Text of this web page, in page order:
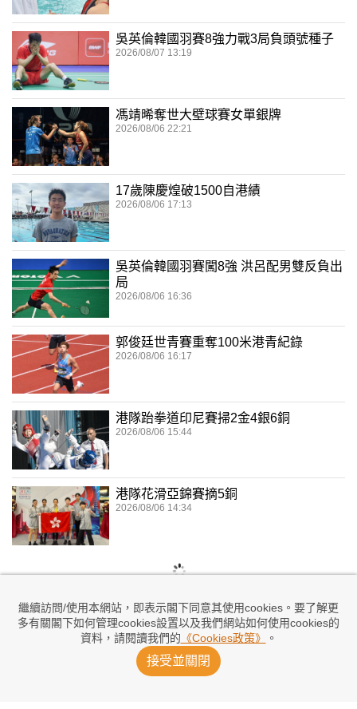
繼續訪問/使用本網站，即表示閣下同意其使用cookies。要了解更
多有關閣下如何管理cookies設置以及我們網站如何使用cookies的
資料，請閱讀我們的 《Cookies政策》 。
接受並關閉
吳英倫韓國羽賽8強力戰3局負頭號種子
2026/08/07 13:19
馮靖晞奪世大壁球賽女單銀牌
2026/08/06 22:21
17歲陳慶煌破1500自港績
2026/08/06 17:13
吳英倫韓國羽賽闖8強 洪呂配男雙反負出
局
2026/08/06 16:36
郭俊廷世青賽重奪100米港青紀錄
2026/08/06 16:17
港隊跆拳道印尼賽掃2金4銀6銅
2026/08/06 15:44
港隊花滑亞錦賽摘5銅
2026/08/06 14:34